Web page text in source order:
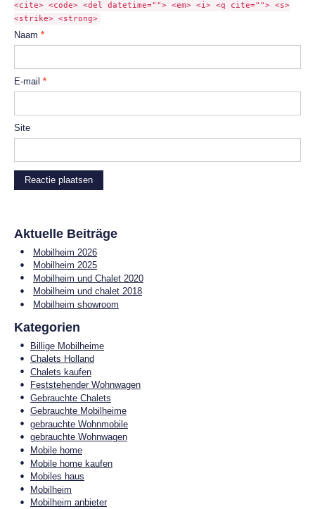
<cite> <code> <del datetime=""> <em> <i> <q cite=""> <s>
<strike> <strong>
Naam *
E-mail *
Site
Aktuelle Beiträge
Mobilheim 2026
Mobilheim 2025
Mobilheim und Chalet 2020
Mobilheim und chalet 2018
Mobilheim showroom
Kategorien
Billige Mobilheime
Chalets Holland
Chalets kaufen
Feststehender Wohnwagen
Gebrauchte Chalets
Gebrauchte Mobilheime
gebrauchte Wohnmobile
gebrauchte Wohnwagen
Mobile home
Mobile home kaufen
Mobiles haus
Mobilheim
Mobilheim anbieter